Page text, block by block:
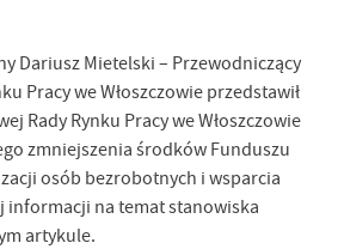
Dariusz Mietelski – Przewodniczący
Pracy we Włoszczowie przedstawił
Rady Rynku Pracy we Włoszczowie
zmniejszenia środków Funduszu
osób bezrobotnych i wsparcia
informacji na temat stanowiska
artykule.